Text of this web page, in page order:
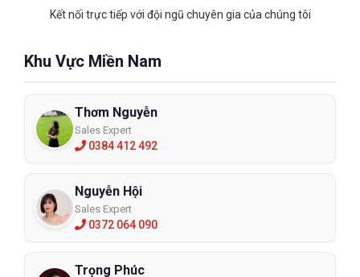
Kết nối trực tiếp với đội ngũ chuyên gia của chúng tôi
Khu Vực Miền Nam
Thơm Nguyễn
Sales Expert
0384 412 492
Nguyễn Hội
Sales Expert
0372 064 090
Trọng Phúc